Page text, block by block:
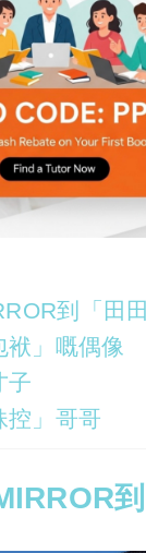
到「田田
袱」嘅偶像
子
控」哥哥
到